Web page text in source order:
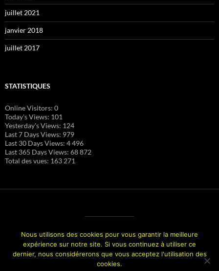
juillet 2021
janvier 2018
juillet 2017
STATISTIQUES
Online Visitors: 0
Today's Views: 101
Yesterday's Views: 124
Last 7 Days Views: 979
Last 30 Days Views: 4 496
Last 365 Days Views: 68 872
Total des vues: 163 271
Nous utilisons des cookies pour vous garantir la meilleure
expérience sur notre site. Si vous continuez à utiliser ce
dernier, nous considérerons que vous acceptez l'utilisation des
cookies.